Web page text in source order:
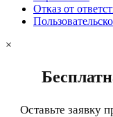
Отказ от
×
Оставьте заявку